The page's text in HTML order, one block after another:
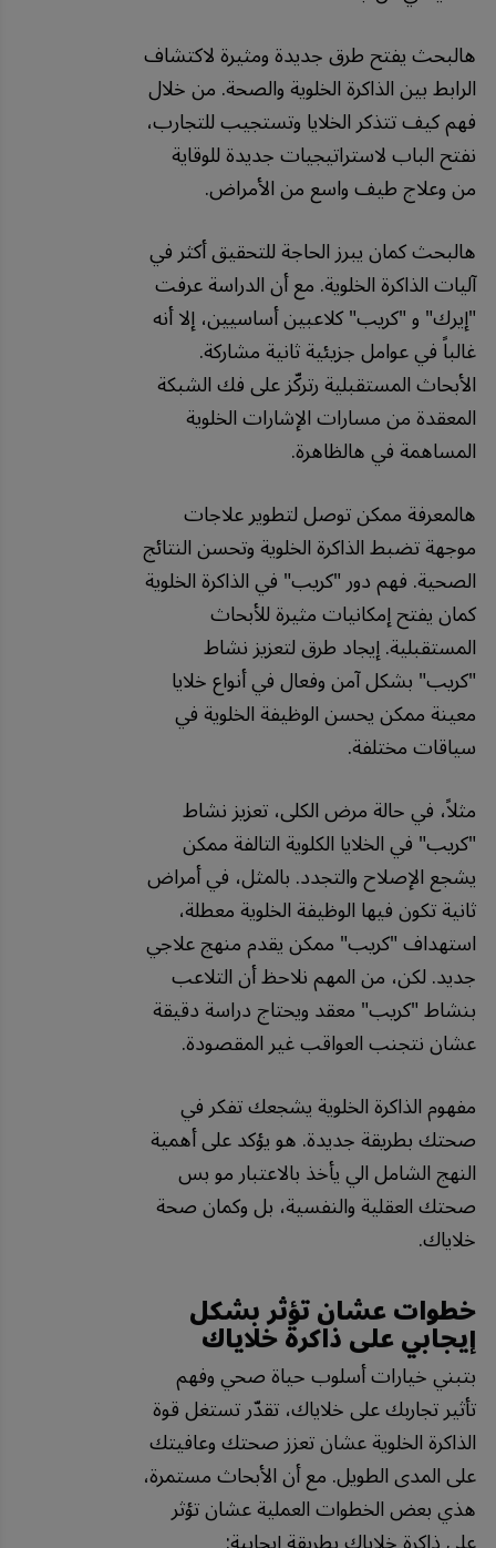
هالبحث يفتح طرق جديدة ومثيرة لاكتشاف
الرابط بين الذاكرة الخلوية والصحة. من خلال
فهم كيف تتذكر الخلايا وتستجيب للتجارب،
نفتح الباب لاستراتيجيات جديدة للوقاية
من وعلاج طيف واسع من الأمراض.
هالبحث كمان يبرز الحاجة للتحقيق أكثر في
آليات الذاكرة الخلوية. مع أن الدراسة عرفت
"إيرك" و "كريب" كلاعبين أساسيين، إلا أنه
غالباً في عوامل جزيئية ثانية مشاركة.
الأبحاث المستقبلية رتركّز على فك الشبكة
المعقدة من مسارات الإشارات الخلوية
المساهمة في هالظاهرة.
هالمعرفة ممكن توصل لتطوير علاجات
موجهة تضبط الذاكرة الخلوية وتحسن النتائج
الصحية. فهم دور "كريب" في الذاكرة الخلوية
كمان يفتح إمكانيات مثيرة للأبحاث
المستقبلية. إيجاد طرق لتعزيز نشاط
"كريب" بشكل آمن وفعال في أنواع خلايا
معينة ممكن يحسن الوظيفة الخلوية في
سياقات مختلفة.
مثلاً، في حالة مرض الكلى، تعزيز نشاط
"كريب" في الخلايا الكلوية التالفة ممكن
يشجع الإصلاح والتجدد. بالمثل، في أمراض
ثانية تكون فيها الوظيفة الخلوية معطلة،
استهداف "كريب" ممكن يقدم منهج علاجي
جديد. لكن، من المهم نلاحظ أن التلاعب
بنشاط "كريب" معقد ويحتاج دراسة دقيقة
عشان نتجنب العواقب غير المقصودة.
مفهوم الذاكرة الخلوية يشجعك تفكر في
صحتك بطريقة جديدة. هو يؤكد على أهمية
النهج الشامل الي يأخذ بالاعتبار مو بس
صحتك العقلية والنفسية، بل وكمان صحة
خلاياك.
خطوات عشان تؤثر بشكل
إيجابي على ذاكرة خلاياك
بتبني خيارات أسلوب حياة صحي وفهم
تأثير تجاربك على خلاياك، تقدّر تستغل قوة
الذاكرة الخلوية عشان تعزز صحتك وعافيتك
على المدى الطويل. مع أن الأبحاث مستمرة،
هذي بعض الخطوات العملية عشان تؤثر